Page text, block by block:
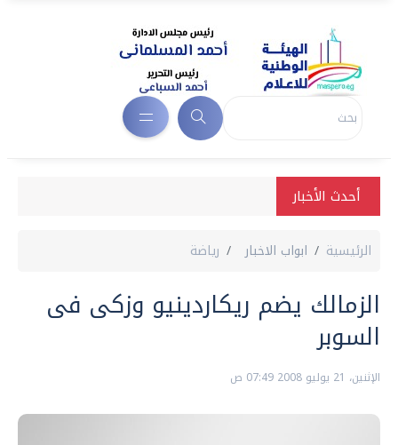
أحدث الأخبار
الرئيسية ابواب الاخبار رياضة
الزمالك يضم ريكاردينيو وزكى فى
السوبر
الإثنين، 21 يوليو 2008 07:49 ص